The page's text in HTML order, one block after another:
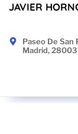
JAVIER
Paseo De San
Madrid, 28003